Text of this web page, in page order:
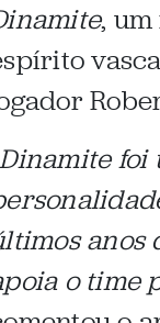
,
Dinamite foi
anos
o time